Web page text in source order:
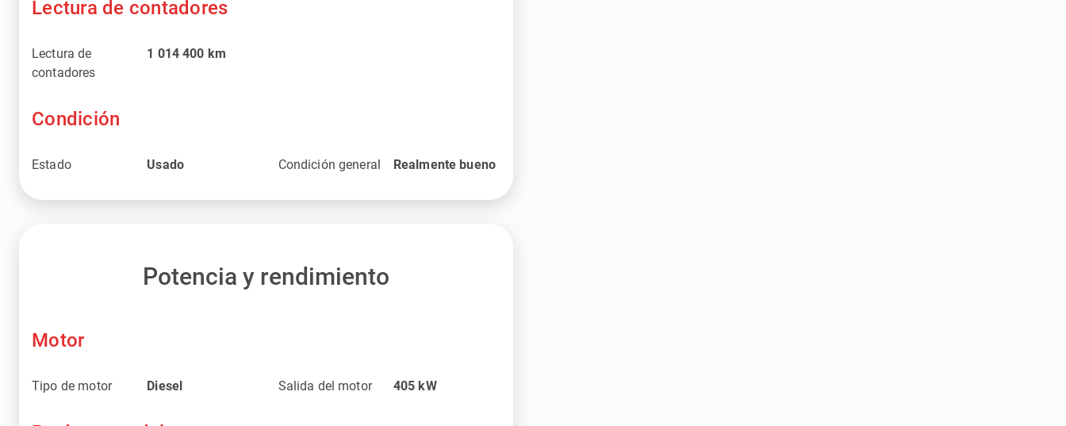
Lectura de contadores
Lectura de
contadores
1 014 400 km
Condición
Estado Usado Condición general Realmente bueno
Potencia y rendimiento
Motor
Tipo de motor Diesel Salida del motor 405 kW